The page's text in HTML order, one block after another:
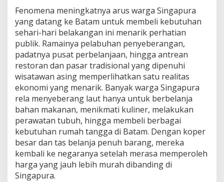
p
a
n
a
n
D
a
y
a
B
e
l
i
i
A
s
Fenomena meningkatnya arus warga Singapura
yang datang ke Batam untuk membeli kebutuhan
sehari-hari belakangan ini menarik perhatian
publik. Ramainya pelabuhan penyeberangan,
padatnya pusat perbelanjaan, hingga antrean
restoran dan pasar tradisional yang dipenuhi
wisatawan asing memperlihatkan satu realitas
ekonomi yang menarik. Banyak warga Singapura
rela menyeberang laut hanya untuk berbelanja
bahan makanan, menikmati kuliner, melakukan
perawatan tubuh, hingga membeli berbagai
kebutuhan rumah tangga di Batam. Dengan koper
besar dan tas belanja penuh barang, mereka
kembali ke negaranya setelah merasa memperoleh
harga yang jauh lebih murah dibanding di
Singapura.